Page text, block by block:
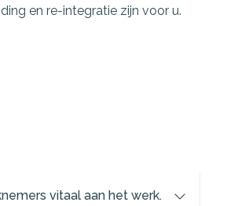
en re-integratie zijn voor u.
vitaal aan het werk.